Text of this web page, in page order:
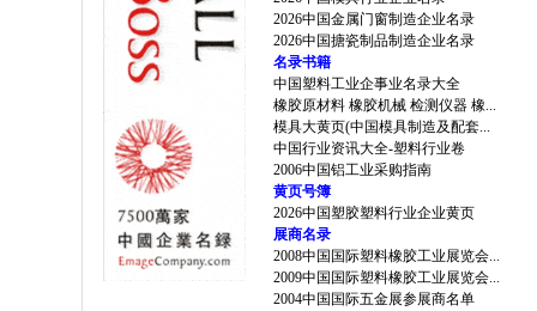
2026中国金属门窗制造企业名录
2026中国搪瓷制品制造企业名录
名录书籍
中国塑料工业企事业名录大全
橡胶原材料 橡胶机械 检测仪器 橡...
模具大黄页(中国模具制造及配套...
中国行业资讯大全-塑料行业卷
2006中国铝工业采购指南
黄页号簿
2026中国塑胶塑料行业企业黄页
展商名录
2008中国国际塑料橡胶工业展览会...
2009中国国际塑料橡胶工业展览会...
2004中国国际五金展参展商名单